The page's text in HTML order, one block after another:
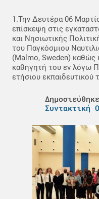
1.Την Δευτέρα 06
επίσκεψη στις
και Νησιωτικής
του Παγκόσμιου
(Malmo, Sweden) καθώς
καθηγητή του εν λόγω
ετήσιου εκπαιδευτικού